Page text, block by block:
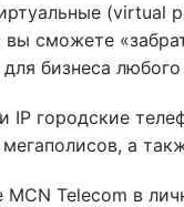
(virtual
сможете
бизнеса
городские
а
Telecom в